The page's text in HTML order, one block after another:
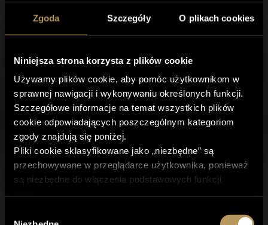
Zgoda Szczegóły O plikach cookies
Niniejsza strona korzysta z plików cookie
Używamy plików cookie, aby pomóc użytkownikom w
sprawnej nawigacji i wykonywaniu określonych funkcji.
Szczegółowe informacje na temat wszystkich plików
cookie odpowiadających poszczególnym kategoriom
zgody znajdują się poniżej.
Pliki cookie sklasyfikowane jako „niezbędne” są
przechowywane w przeglądarce użytkownika, ponieważ
są niezbędne do włączenia podstawowych funkcji
pomagają nam analizować sposób korzystania ze strony
02
Na czym polega zabieg Sculptra?
ZabiegSculptrapolega na wprowadzeniu
biostymulatora pod skórę przy użyciu cienkiej igły.
Kwas polimlekowy, zawarty w preparacie, stymuluje
produkcję kolagenu, co prowadzi do stopniowego
wzmocnienia struktury skóry oraz poprawy jej